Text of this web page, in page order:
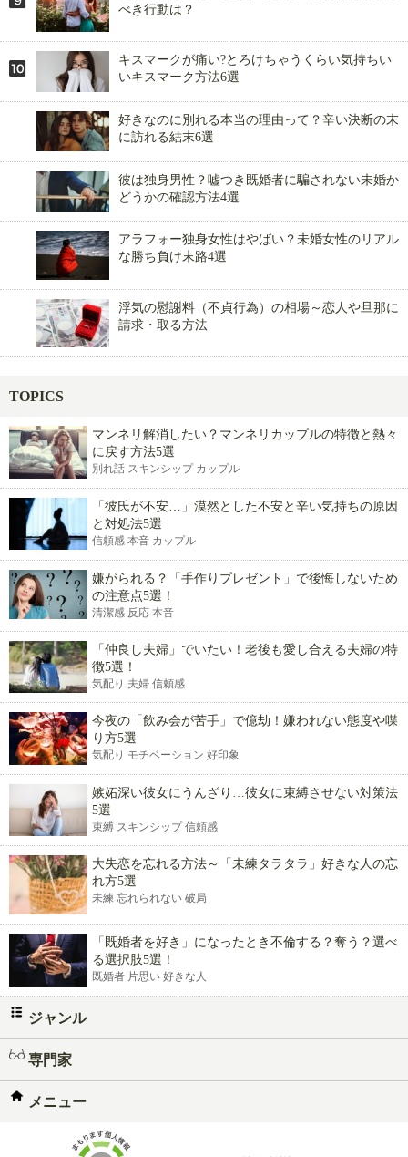
べき行動は？
キスマークが痛い?とろけちゃうくらい気持ちい
いキスマーク方法6選
好きなのに別れる本当の理由って？辛い決断の末
に訪れる結末6選
彼は独身男性？嘘つき既婚者に騙されない未婚か
どうかの確認方法4選
アラフォー独身女性はやばい？未婚女性のリアル
な勝ち負け末路4選
浮気の慰謝料（不貞行為）の相場～恋人や旦那に
請求・取る方法
TOPICS
マンネリ解消したい？マンネリカップルの特徴と熱々
に戻す方法5選
別れ話 スキンシップ カップル
「彼氏が不安…」漠然とした不安と辛い気持ちの原因
と対処法5選
信頼感 本音 カップル
嫌がられる？「手作りプレゼント」で後悔しないため
の注意点5選！
清潔感 反応 本音
「仲良し夫婦」でいたい！老後も愛し合える夫婦の特
徴5選！
気配り 夫婦 信頼感
今夜の「飲み会が苦手」で億劫！嫌われない態度や喋
り方5選
気配り モチベーション 好印象
嫉妬深い彼女にうんざり…彼女に束縛させない対策法
5選
束縛 スキンシップ 信頼感
大失恋を忘れる方法～「未練タラタラ」好きな人の忘
れ方5選
未練 忘れられない 破局
「既婚者を好き」になったとき不倫する？奪う？選べ
る選択肢5選！
既婚者 片思い 好きな人
ジャンル
専門家
メニュー